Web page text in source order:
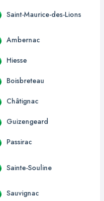
Saint-Maurice-des-Lions
Ambernac
Hiesse
Boisbreteau
Châtignac
Guizengeard
Passirac
Sainte-Souline
Sauvignac